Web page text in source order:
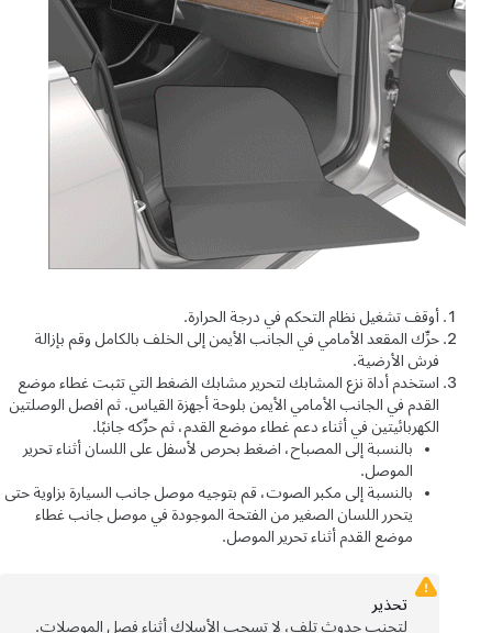
أوقف تشغيل نظام التحكم في درجة الحرارة.
حرِّك المقعد الأمامي في الجانب الأيمن إلى الخلف بالكامل وقم بإزالة
فرش الأرضية.
استخدم أداة نزع المشابك لتحرير مشابك الضغط التي تثبت غطاء موضع
القدم في الجانب الأمامي الأيمن بلوحة أجهزة القياس. ثم افصل الوصلتين
الكهربائيتين في أثناء دعم غطاء موضع القدم، ثم حرِّكه جانبًا.
بالنسبة إلى المصباح، اضغط بحرص لأسفل على اللسان أثناء تحرير
الموصل.
بالنسبة إلى مكبر الصوت، قم بتوجيه موصل جانب السيارة بزاوية حتى
يتحرر اللسان الصغير من الفتحة الموجودة في موصل جانب غطاء
موضع القدم أثناء تحرير الموصل.
تحذير
لتجنب حدوث تلف، لا تسحب الأسلاك أثناء فصل الموصلات.